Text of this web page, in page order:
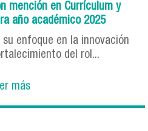
mención en Currículum y
año académico 2025
enfoque en la innovación
del rol...
más